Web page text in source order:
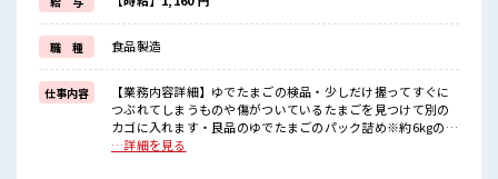
新しいことにチャレンジするのは不安だけど、
しっかり働く環境が整っています！
イチからスキルUP・ステップUP目指していきましょう！
≪自分に合った期間で働ける≫
福利厚生が整った派遣のお仕事です！
■職場の雰囲気
女性が多めの職場です♪
職 種 食品製造
仕事内容
【業務内容詳細】ゆでたまごの検品・少しだけ握ってすぐに
つぶれてしまうものや傷がついているたまごを見つけて別の
カゴに入れます・良品のゆでたまごのパック詰め※約6kgのゆ
でたまごが入った袋を持ち上げる作業が発生します・終盤は
…詳細を見る